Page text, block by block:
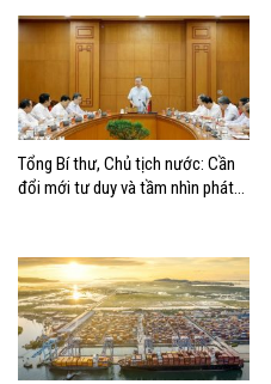
Tổng Bí thư, Chủ tịch nước: Cần
đổi mới tư duy và tầm nhìn phát